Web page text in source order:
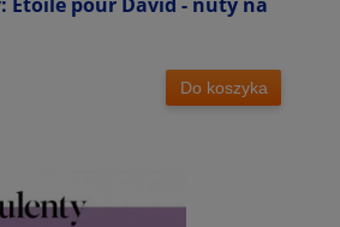
Do koszyka